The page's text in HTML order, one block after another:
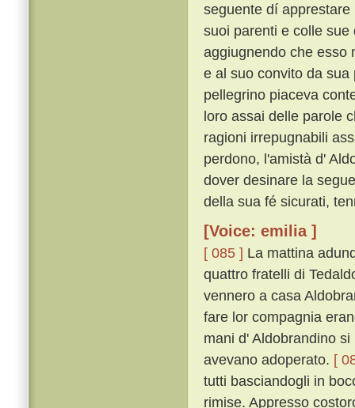
seguente dí
suoi parenti e colle
aggiugnendo che esso
e al suo convito da
pellegrino piaceva
loro assai delle parole
ragioni irrepugnabili
perdono, l'amistà d'
dover desinare la
della sua fé sicurati,
[Voice: emilia ]
[ 085 ] La mattina
quattro fratelli di
vennero a casa
fare lor compagnia
mani d' Aldobrandino
avevano adoperato. [
tutti basciandogli in
rimise. Appresso